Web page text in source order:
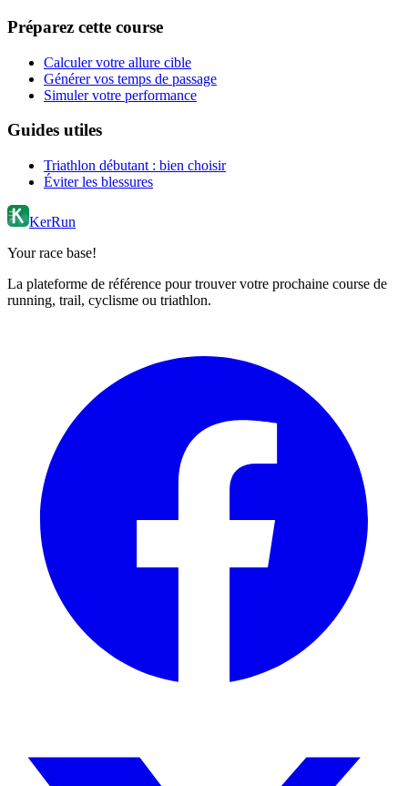
Préparez cette course
Calculer votre allure cible
Générer vos temps de passage
Simuler votre performance
Guides utiles
Triathlon débutant : bien choisir
Éviter les blessures
KerRun
Your race base!
La plateforme de référence pour trouver votre prochaine course de
running, trail, cyclisme ou triathlon.